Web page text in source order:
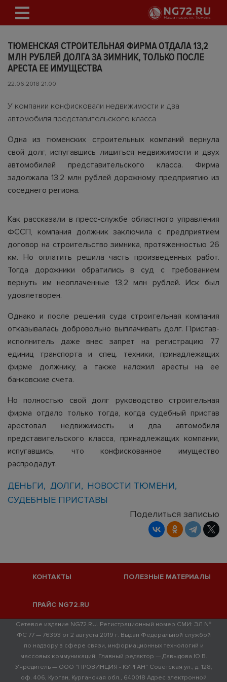
ТЮМЕНСКАЯ СТРОИТЕЛЬНАЯ ФИРМА ОТДАЛА 13,2
МЛН РУБЛЕЙ ДОЛГА ЗА ЗИМНИК, ТОЛЬКО ПОСЛЕ
АРЕСТА ЕЕ ИМУЩЕСТВА
22.06.2018 21:00
У компании конфисковали недвижимости и два
автомобиля представительского класса
Одна из тюменских строительных компаний вернула
свой долг, испугавшись лишиться недвижимости и двух
автомобилей представительского класса. Фирма
задолжала 13,2 млн рублей дорожному предприятию из
соседнего региона.
Как рассказали в пресс-службе областного управления
ФССП, компания должник заключила с предприятием
договор на строительство зимника, протяженностью 26
км. Но оплатить решила часть произведенных работ.
Тогда дорожники обратились в суд с требованием
вернуть им неоплаченные 13,2 млн рублей. Иск был
удовлетворен.
Однако и после решения суда строительная компания
отказывалась добровольно выплачивать долг. Пристав-
исполнитель даже внес запрет на регистрацию 77
единиц транспорта и спец. техники, принадлежащих
фирме должнику, а также наложил аресты на ее
банковские счета.
Но полностью свой долг руководство строительная
фирма отдало только тогда, когда судебный пристав
арестовал недвижимость и два автомобиля
представительского класса, принадлежащих компании,
испугавшись, что конфискованное имущество
распродадут.
ДЕНЬГИ ДОЛГИ
НОВОСТИ ТЮМЕНИ
СУДЕБНЫЕ ПРИСТАВЫ
Поделиться записью
КОНТАКТЫ ПОЛЕЗНЫЕ МАТЕРИАЛЫ
ПРАЙС NG72.RU
Сетевое издание NG72.RU. Регистрационный номер СМИ: ЭЛ №
ФС 77 — 76393 от 2 августа 2019 г. Выдан Федеральной службой
по надзору в сфере связи, информационных технологий и
массовых коммуникаций. Главный редактор — Давыдова Ю.В.
Учредитель — ООО "ПРОВИНЦИЯ - КУРГАН" Советская ул., д. 128,
оф. 406, Курган, Курганская обл., 640018 Адрес электронной